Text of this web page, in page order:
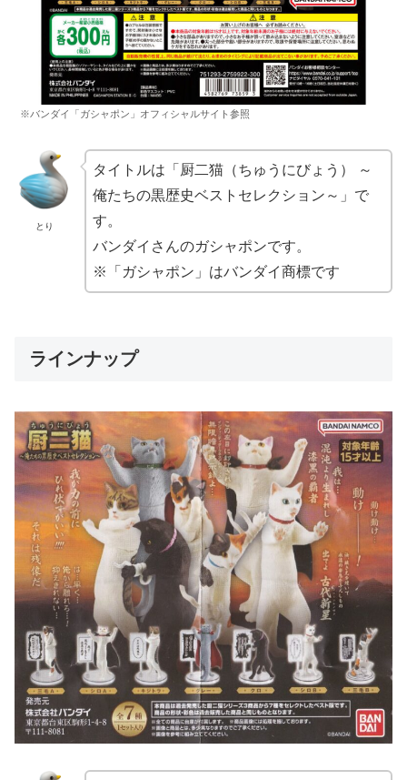
※バンダイ「ガシャポン」オフィシャルサイト参照
とり
タイトルは「厨二猫（ちゅうにびょう） ～
俺たちの黒歴史ベストセレクション～」で
す。
バンダイさんのガシャポンです。
※「ガシャポン」はバンダイ商標です
ラインナップ